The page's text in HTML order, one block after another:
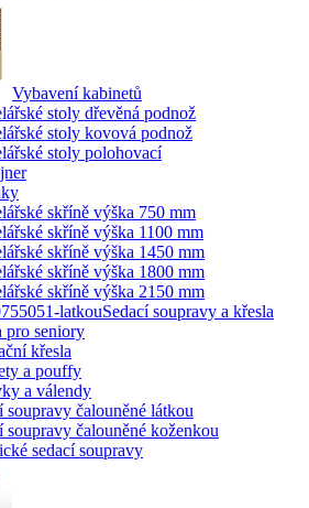
Vybavení kabinetů
stoly dřevěná podnož
stoly kovová podnož
stoly polohovací
skříně výška 750 mm
skříně výška 1100 mm
skříně výška 1450 mm
skříně výška 1800 mm
skříně výška 2150 mm
Sedací soupravy a křesla
pro seniory
křesla
a pouffy
a válendy
soupravy čalouněné látkou
soupravy čalouněné koženkou
sedací soupravy